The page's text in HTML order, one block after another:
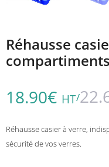
Réhausse
compartiments
18.90€ HT/
Réhausse casier à verre,
sécurité de vos verres.